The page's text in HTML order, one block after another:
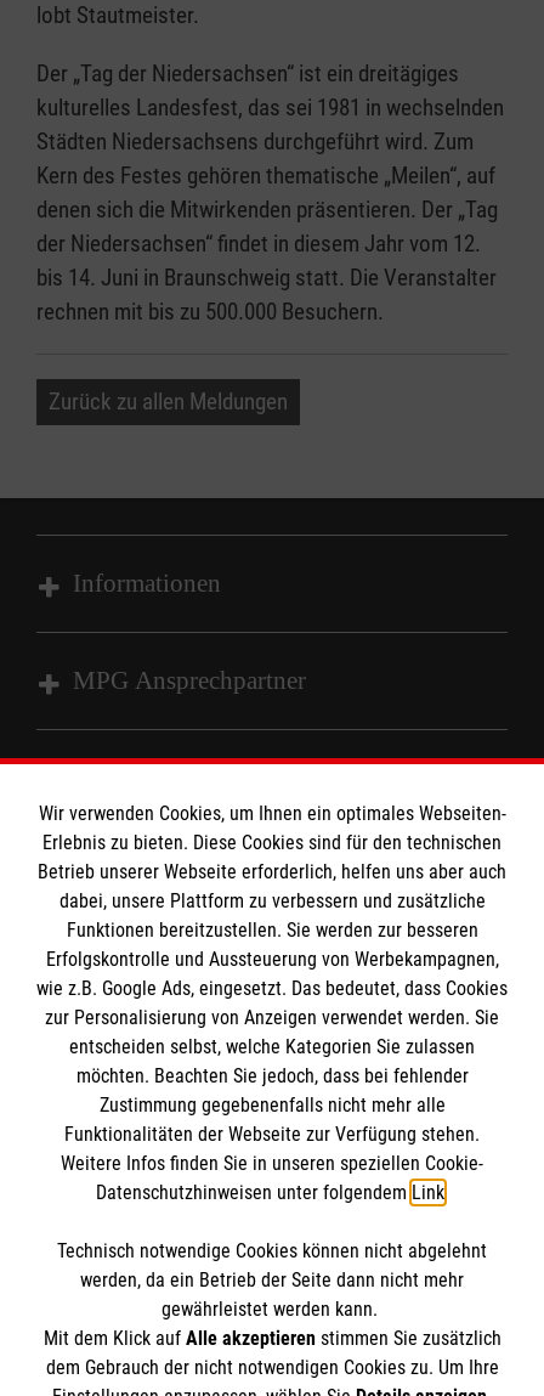
lobt Stautmeister.
Der „Tag der Niedersachsen“ ist ein dreitägiges
kulturelles Landesfest, das sei 1981 in wechselnden
Städten Niedersachsens durchgeführt wird. Zum
Kern des Festes gehören thematische „Meilen“, auf
denen sich die Mitwirkenden präsentieren. Der „Tag
der Niedersachsen“ findet in diesem Jahr vom 12.
bis 14. Juni in Braunschweig statt. Die Veranstalter
rechnen mit bis zu 500.000 Besuchern.
Zurück zu allen Meldungen
Informationen
Impressum
Presse
MPG Ansprechpartner
Den Beauftragten für Medizinproduktesicherheit
im Malteser Rettungsdienst und den
Einsatzdiensten der Malteser können Sie unter
gmb_mpg@malteser.orgkontaktieren.
Die Malteser
Malteser in Deutschland
Malteserorden
Malteser Jugend
Malteser International
Sharepoint
Spendenkonto
Empfänger: Malteser Hilfsdienst e.V.
Bank: Pax-Bank für Kirche und Caritas eG
IBAN: DE48370601201201209125
So finden Sie uns
Hauptstrasse 18
Telefon:05309 8190
Email:rettungsdienst.wendhausen@malteser.org
Soziale Netzwerke
Accordion 2
Der Malteser Hilfsdienst e.V. ist als eingetragene
Wir verwenden Cookies, um Ihnen ein optimales Webseiten-
Erlebnis zu bieten. Diese Cookies sind für den technischen
Betrieb unserer Webseite erforderlich, helfen uns aber auch
dabei, unsere Plattform zu verbessern und zusätzliche
Funktionen bereitzustellen. Sie werden zur besseren
Erfolgskontrolle und Aussteuerung von Werbekampagnen,
wie z.B. Google Ads, eingesetzt. Das bedeutet, dass Cookies
zur Personalisierung von Anzeigen verwendet werden. Sie
entscheiden selbst, welche Kategorien Sie zulassen
möchten. Beachten Sie jedoch, dass bei fehlender
Zustimmung gegebenenfalls nicht mehr alle
Funktionalitäten der Webseite zur Verfügung stehen.
Weitere Infos finden Sie in unseren speziellen Cookie-
Datenschutzhinweisen unter folgendem Link.
Technisch notwendige Cookies können nicht abgelehnt
werden, da ein Betrieb der Seite dann nicht mehr
gewährleistet werden kann.
Mit dem Klick auf Alle akzeptierenstimmen Sie zusätzlich
dem Gebrauch der nicht notwendigen Cookies zu. Um Ihre